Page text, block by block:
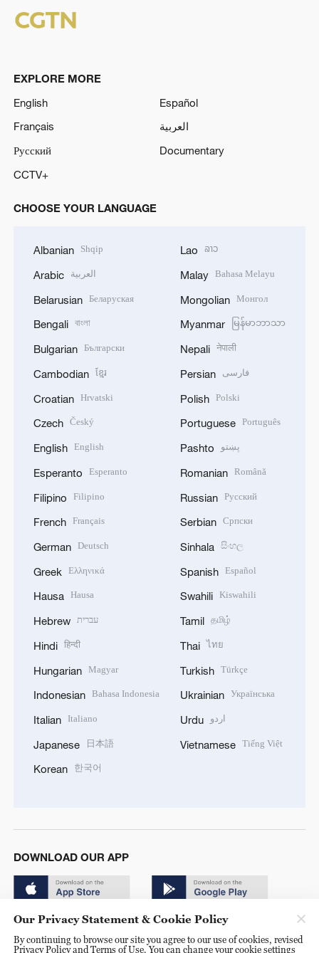
EXPLORE MORE
English
Español
Français
العربية
Русский
Documentary
CCTV+
CHOOSE YOUR LANGUAGE
Albanian Shqip
Arabic العربية
Belarusian Беларуская
Bengali বাংলা
Bulgarian Български
Cambodian ខ្មែរ
Croatian Hrvatski
Czech Český
English English
Esperanto Esperanto
Filipino Filipino
French Français
German Deutsch
Greek Ελληνικά
Hausa Hausa
Hebrew עברית
Hindi हिन्दी
Hungarian Magyar
Indonesian Bahasa Indonesia
Italian Italiano
Japanese 日本語
Korean 한국어
Lao ລາວ
Malay Bahasa Melayu
Mongolian Монгол
Myanmar မြန်မာဘာသာ
Nepali नेपाली
Persian فارسی
Polish Polski
Portuguese Português
Pashto پښتو
Romanian Română
Russian Русский
Serbian Српски
Sinhala සිංහල
Spanish Español
Swahili Kiswahili
Tamil தமிழ்
Thai ไทย
Turkish Türkçe
Ukrainian Українська
Urdu اردو
Vietnamese Tiếng Việt
DOWNLOAD OUR APP
Our Privacy Statement & Cookie Policy
By continuing to browse our site you agree to our use of cookies, revised
Privacy Policy and Terms of Use. You can change your cookie settings